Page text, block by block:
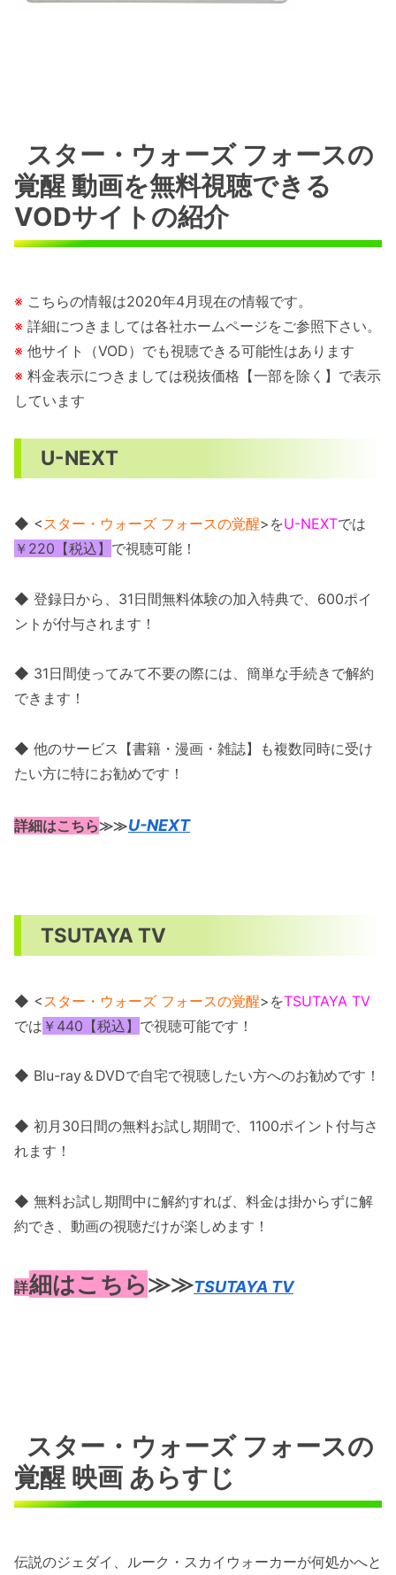
スター・ウォーズ フォースの
覚醒 動画を無料視聴できる
VODサイトの紹介
※ こちらの情報は2020年4月現在の情報です。
※ 詳細につきましては各社ホームページをご参照下さい。
※ 他サイト（VOD）でも視聴できる可能性はあります
※ 料金表示につきましては税抜価格【一部を除く】で表示
しています
U-NEXT
◆ < スター・ウォーズ フォースの覚醒>をU-NEXTでは
￥220【税込】 で視聴可能！
◆ 登録日から、31日間無料体験の加入特典で、600ポイ
ントが付与されます！
◆ 31日間使ってみて不要の際には、簡単な手続きで解約
できます！
◆ 他のサービス【書籍・漫画・雑誌】も複数同時に受け
たい方に特にお勧めです！
詳細はこちら≫≫U-NEXT
TSUTAYA TV
◆ < スター・ウォーズ フォースの覚醒>をTSUTAYA TV
では ￥440【税込】 で視聴可能です！
◆ Blu-ray＆DVDで自宅で視聴したい方へのお勧めです！
◆ 初月30日間の無料お試し期間で、1100ポイント付与さ
れます！
◆ 無料お試し期間中に解約すれば、料金は掛からずに解
約でき、動画の視聴だけが楽しめます！
詳細はこちら≫≫TSUTAYA TV
スター・ウォーズ フォースの
覚醒 映画 あらすじ
伝説のジェダイ、ルーク・スカイウォーカーが何処かへと